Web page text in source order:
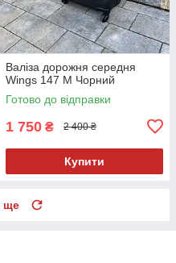
Валіза дорожня середня
Wings 147 M Чорний
Готово до відправки
1 750 ₴ 2 400 ₴
Купити
ще